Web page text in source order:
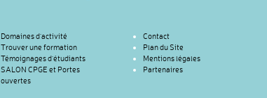
Domaines d’activité
Trouver une formation
Témoignages d’étudiants
SALON CPGE et Portes
ouvertes
Contact
Plan du Site
Mentions légales
Partenaires